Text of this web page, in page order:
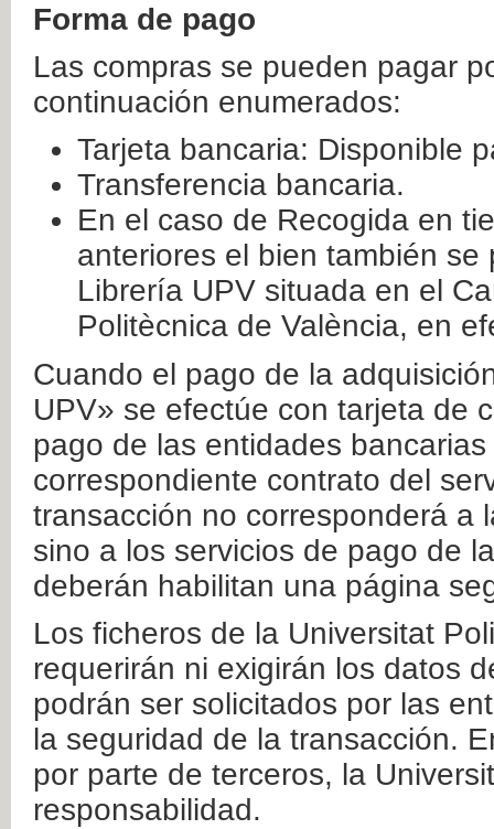
Forma de pago
Las compras se pueden pagar
continuación enumerados:
Tarjeta bancaria: Disponible
Transferencia bancaria.
En el caso de Recogida en
anteriores el bien también
Librería UPV situada en el
Politècnica de València, en
Cuando el pago de la
UPV» se efectúe con tarjeta de
pago de las entidades
correspondiente contrato del
transacción no corresponderá a
sino a los servicios de pago de
deberán habilitan una página
Los ficheros de la Universitat
requerirán ni exigirán los datos
podrán ser solicitados por las
la seguridad de la transacción.
por parte de terceros, la
responsabilidad.